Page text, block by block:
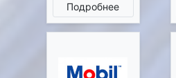
Подробнее